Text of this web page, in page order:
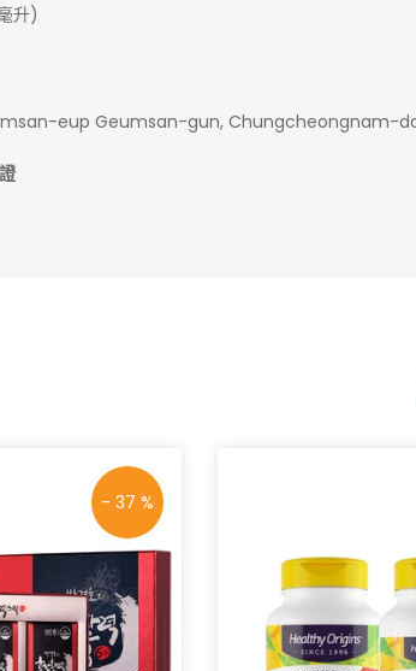
升)
eup Geumsan-gun, Chungcheongnam-
- 37 %